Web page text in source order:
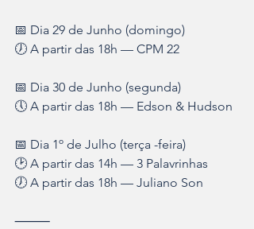
📅 Dia 29 de Junho (domingo)
🕖 A partir das 18h — CPM 22
📅 Dia 30 de Junho (segunda)
🕔 A partir das 18h — Edson & Hudson
📅 Dia 1º de Julho (terça -feira)
🕑 A partir das 14h — 3 Palavrinhas
🕖 A partir das 18h — Juliano Son
⸻